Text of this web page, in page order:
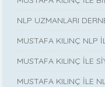
NLP UZMANLARI
MUSTAFA KILINÇ NLP
MUSTAFA KILINÇ İLE
MUSTAFA KILINÇ İLE